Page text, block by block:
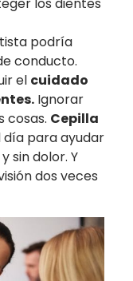
los dientes
podría
conducto.
el cuidado
Ignorar
cosas. Cepilla
día para ayudar
sin dolor. Y
dos veces